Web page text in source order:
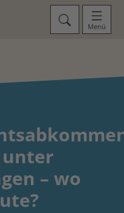
Menü
unter
– wo